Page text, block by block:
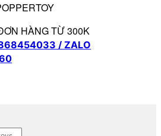
HÀNG TỪ 300K
/ ZALO